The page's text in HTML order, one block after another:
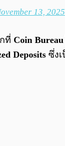
13, 2025
ที่ Coin Bureau
Deposits ซึ่ง